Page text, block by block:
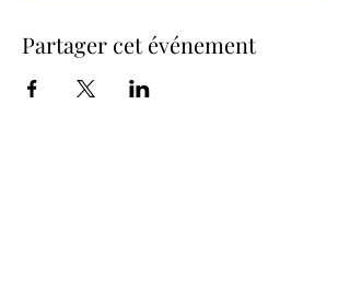
Partager cet événement